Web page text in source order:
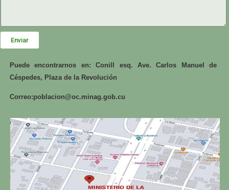
Enviar
Puede encontrarnos en: Conill esq. Ave. Carlos Manuel de
Céspedes, Plaza de la Revolución
Correo:poblacion@oc.minag.gob.cu